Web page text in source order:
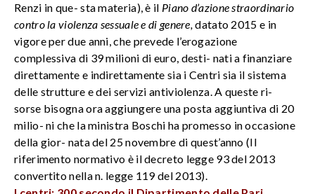
Renzi in que- sta materia), è il Piano d’azione straordinario
contro la violenza sessuale e di genere,datato 2015 e in
vigore per due anni, che prevede l’erogazione
complessiva di 39 milioni di euro, desti- nati a finanziare
direttamente e indirettamente sia i Centri sia il sistema
delle strutture e dei servizi antiviolenza. A queste ri-
sorse bisogna ora aggiungere una posta aggiuntiva di 20
milio- ni che la ministra Boschi ha promesso in occasione
della gior- nata del 25 novembre di quest’anno (Il
riferimento normativo è il decreto legge 93 del 2013
convertito nella n. legge 119 del 2013).